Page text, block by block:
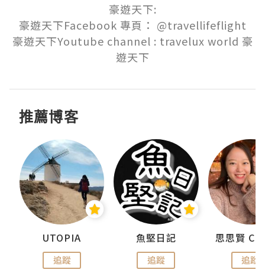
豪遊天下:
豪遊天下Facebook 專頁： @travellifeflight
豪遊天下Youtube channel : travelux world 豪
遊天下
推薦博客
UTOPIA
追蹤
魚堅日記
追蹤 追蹤